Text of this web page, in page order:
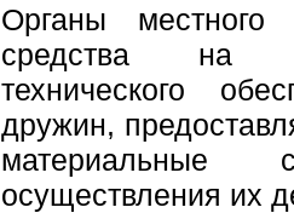
Органы местного
средства на
технического
дружин,
материальные
осуществления их